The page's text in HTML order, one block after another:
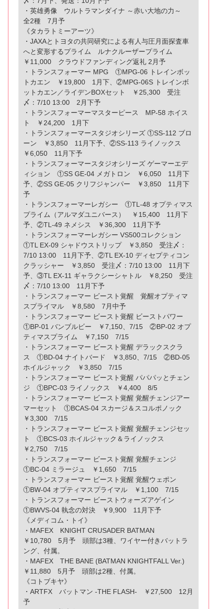
・英雄勇像 ウルトラマンダイナ ～赤い大地の力～
全2種 7月予
《タカラトミーアーツ》
・JAXAとトヨタの共同研究による有人与圧月面探査車
へと変形するプライム ルナクルーザープライム
￥11,000 クラウドファンディング返礼 2月予
・トランスフォーマー MPG ①MPG-06 トレインボッ
トカエン ￥19,800 1月下、②MPG-06S トレインボ
ットカエン／ライデンBOXセット ￥25,300 受注
〆：7/10 13:00 2月下予
・トランスフォーマーマスターピース MP-58 ホイス
ト ￥24,200 1月下
・トランスフォーマースタジオシリーズ ①SS-112 ブロ
ーン ￥3,850 11月下予、②SS-113 ライノックス
￥6,050 11月下予
・トランスフォーマースタジオシリーズ ゲーマーエデ
ィション ①SS GE-04 メガトロン ￥6,050 11月下
予、②SS GE-05 クリフジャンパー ￥3,850 11月下
予
・トランスフォーマーレガシー ①TL-48 オプティマス
プライム（アルマダユニバース） ￥15,400 11月下
予、②TL-49 ネメシス ￥36,300 11月下予
・トランスフォーマーレガシー VS500コレクション
①TL EX-09 シャドウストリップ ￥3,850 受注〆：
7/10 13:00 11月下予、②TL EX-10 ディセプティコン
クラッシャー ￥3,850 受注〆：7/10 13:00 11月下
予、③TL EX-11 ギャラクシーシャトル ￥8,250 受注
〆：7/10 13:00 11月下予
・トランスフォーマー ビースト覚醒 覚醒オプティマ
スプライマル ￥8,580 7月中予
・トランスフォーマー ビースト覚醒 ビーストパワー
①BP-01 バンブルビー ￥7,150、7/15 ②BP-02 オプ
ティマスプライム ￥7,150 7/15
・トランスフォーマー ビースト覚醒 デラックスクラ
ス ①BD-04 ナイトバード ￥3,850、7/15 ②BD-05
ホイルジャック ￥3,850 7/15
・トランスフォーマー ビースト覚醒 パパパッとチェン
ジ ①BPC-03 ライノックス ￥4,400 8/5
・トランスフォーマー ビースト覚醒 覚醒チェンジアー
マーセット ①BCAS-04 スカージ＆スコルポノック
￥3,300 7/15
・トランスフォーマー ビースト覚醒 覚醒チェンジセッ
ト ①BCS-03 ホイルジャック＆ライノックス
￥2,750 7/15
・トランスフォーマー ビースト覚醒 覚醒チェンジ
①BC-04 ミラージュ ￥1,650 7/15
・トランスフォーマー ビースト覚醒 覚醒ウェポン
①BW-04 オプティマスプライマル ￥1,100 7/15
・トランスフォーマー ビーストウォーズアゲイン
①BWVS-04 執念の対決 ￥9,900 11月下予
《メディコム・トイ》
・MAFEX KNIGHT CRUSADER BATMAN
￥10,780 5月予 頭部は3種、ワイヤー付きバットラ
ング、付属。
・MAFEX THE BANE (BATMAN KNIGHTFALL Ver.)
￥11,880 5月予 頭部は2種、付属。
《コトブキヤ》
・ARTFX バットマン -THE FLASH- ￥27,500 12月
予